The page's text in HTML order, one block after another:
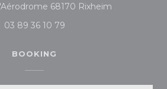
68170 Rixheim((opens in a
03 89 36 10 79
BOOKING